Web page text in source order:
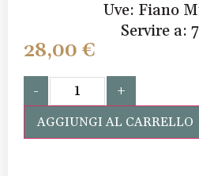
Uve: Fiano
Servire a:
28,00 €
- +
AGGIUNGI AL CARRELLO